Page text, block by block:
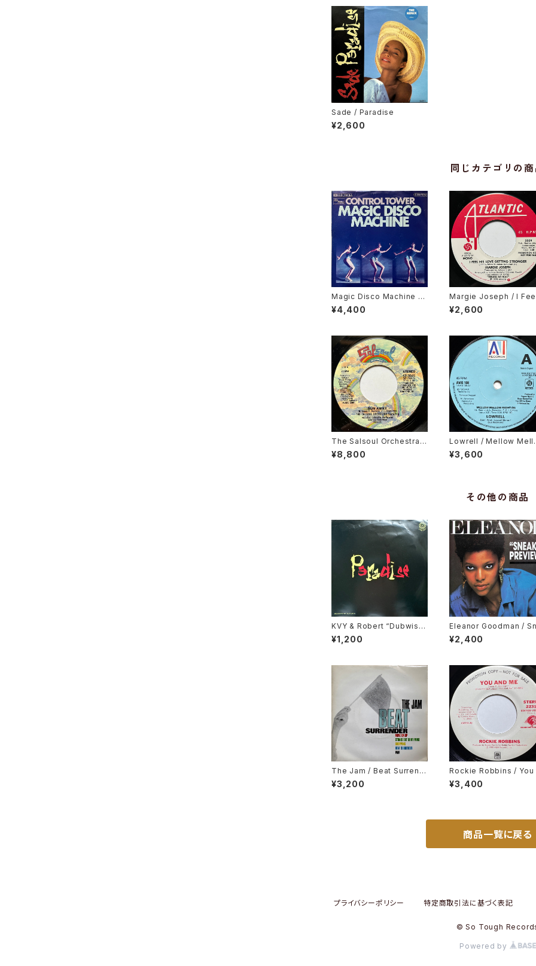
Sade / Paradise
¥2,600
同じカテゴリの商
Magic Disco Machine /
Scratchin'
¥4,400
Margie Joseph / I
His Love Getting
er
¥2,600
The Salsoul Orchestra F
eaturing Vocalist Loleatt
a Holloway / Run Away
¥8,800
Lowrell / Mellow
Right On
¥3,600
その他の商品
KVY & Robert “Dubwise”
Browne / Paradise / Dub
Paradise
¥1,200
Eleanor Goodman /
ak Preview
¥2,400
The Jam / Beat Surrend
er
¥3,200
Rockie Robbins / You
nd Me
¥3,400
商品一覧に戻る
プライバシーポリシー 特定商取引法に基づく表記
© So Tough
Powered by